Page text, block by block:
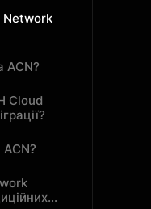
Network
ACN?
Cloud
ACN?